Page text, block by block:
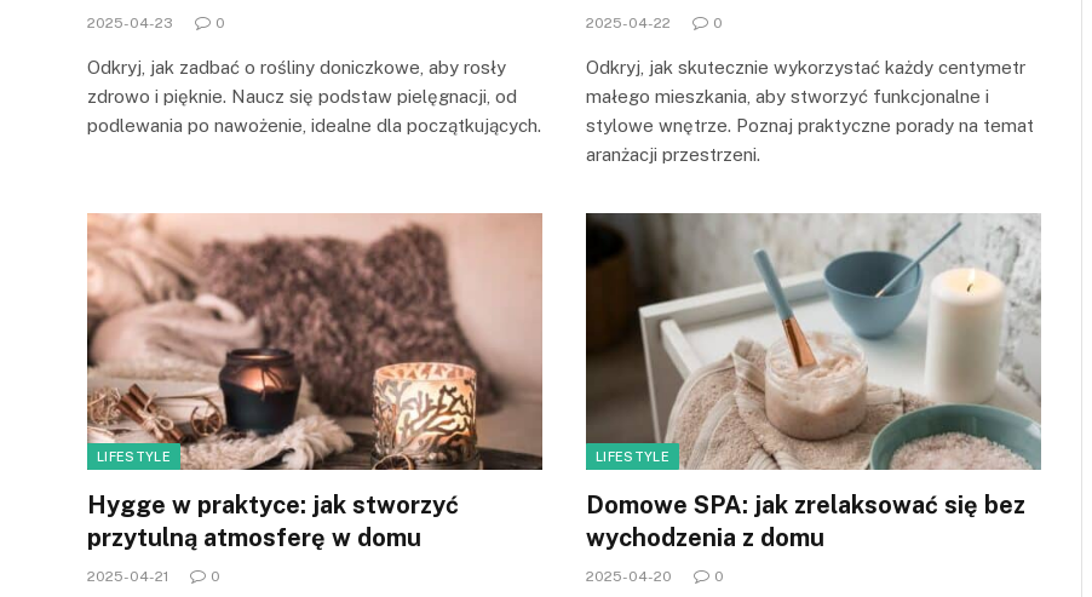
2025-04-23 0
Odkryj, jak zadbać o rośliny doniczkowe, aby rosły
zdrowo i pięknie. Naucz się podstaw pielęgnacji, od
podlewania po nawożenie, idealne dla początkujących.
2025-04-22 0
Odkryj, jak skutecznie wykorzystać każdy centymetr
małego mieszkania, aby stworzyć funkcjonalne i
stylowe wnętrze. Poznaj praktyczne porady na temat
aranżacji przestrzeni.
LIFESTYLE
Hygge w praktyce: jak stworzyć
przytulną atmosferę w domu
2025-04-21 0
LIFESTYLE
Domowe SPA: jak zrelaksować się bez
wychodzenia z domu
2025-04-20 0